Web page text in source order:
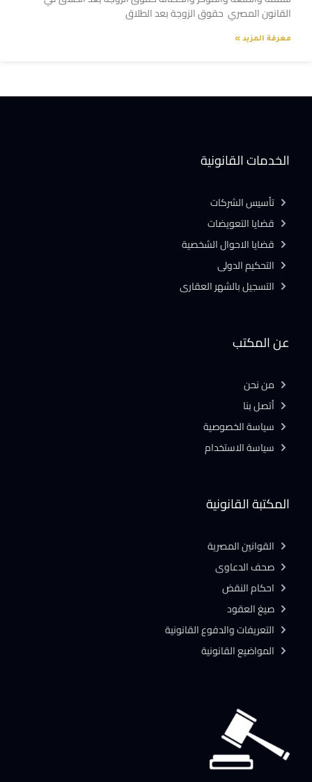
القانون المصري حقوق الزوجة بعد الطلاق
معرفة المزيد »
المكتبة القانونية
القوانين المصرية
صحف الدعاوى
احكام النقض
صيغ العقود
التعريفات والدفوع القانونية
المواضيع القانونية
عن المكتب
من نحن
أتصل بنا
سياسة الخصوصية
سياسة الاستخدام
الخدمات القانونية
تأسيس الشركات
قضايا التعويضات
قضايا الاحوال الشخصية
التحكيم الدولى
التسجيل بالشهر العقارى